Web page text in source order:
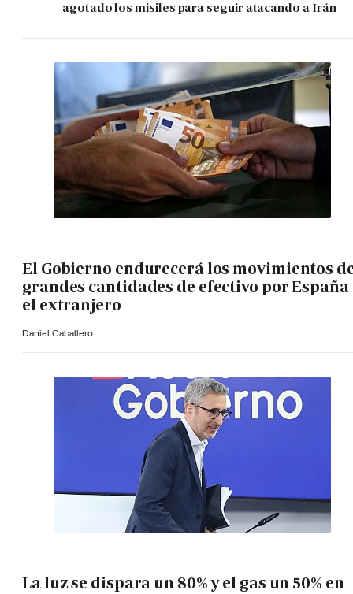
agotado los misiles para seguir atacando a Irán
El Gobierno endurecerá los movimientos
grandes cantidades de efectivo por España
el extranjero
Daniel Caballero
La luz se dispara un 80% y el gas un 50% en